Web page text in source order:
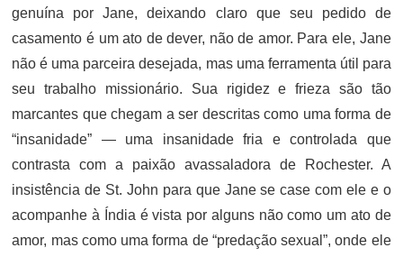
genuína por Jane, deixando claro que seu pedido de
casamento é um ato de dever, não de amor. Para ele, Jane
não é uma parceira desejada, mas uma ferramenta útil para
seu trabalho missionário. Sua rigidez e frieza são tão
marcantes que chegam a ser descritas como uma forma de
“insanidade” — uma insanidade fria e controlada que
contrasta com a paixão avassaladora de Rochester. A
insistência de St. John para que Jane se case com ele e o
acompanhe à Índia é vista por alguns não como um ato de
amor, mas como uma forma de “predação sexual”, onde ele